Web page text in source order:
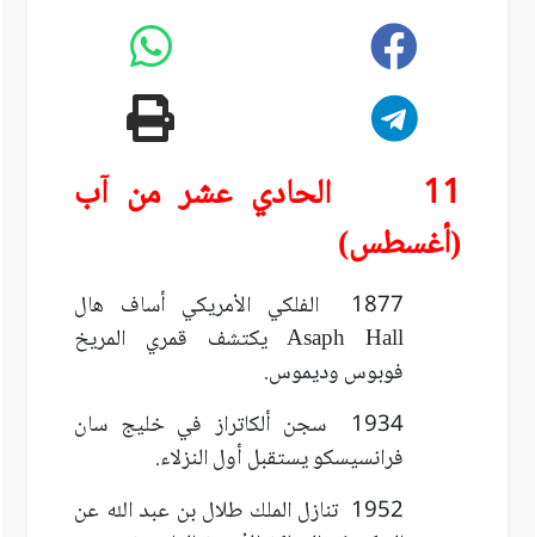
11 الحادي عشر من آب
(أغسطس)
1877 الفلكي الأمريكي أساف هال
Asaph Hallيكتشف قمري المريخ
فوبوس وديموس.
1934 سجن ألكاتراز في خليج سان
فرانسيسكو يستقبل أول النزلاء.
1952 تنازل الملك طلال بن عبد الله عن